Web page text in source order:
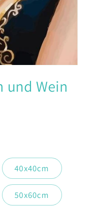
und Wein
40x40cm
50x60cm